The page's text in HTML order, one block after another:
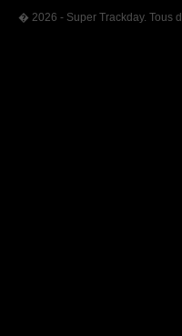
� 2026 - Super Trackday. Tous